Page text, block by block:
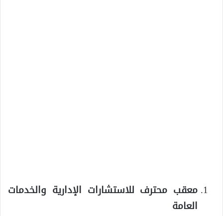
معقب محترف للاستشارات الإدارية والخدمات
العامة